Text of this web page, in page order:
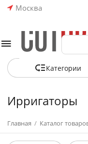
Москва
Категории
Ирригаторы
Главная / Каталог